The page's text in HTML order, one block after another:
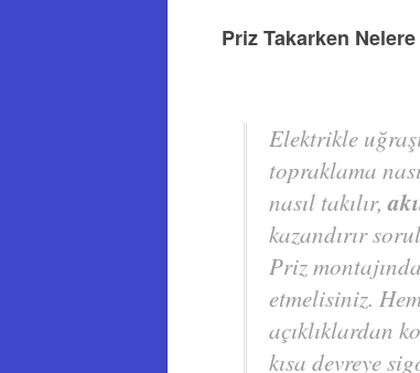
Priz Takarken
Elektrikle
topraklama
nasıl takılır,
kazandırır
Priz
etmelisiniz.
açıklıklardan
kısa devreye